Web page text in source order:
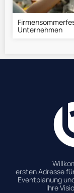
Unternehmen
ersten Adresse
Eventplanung
Ihre